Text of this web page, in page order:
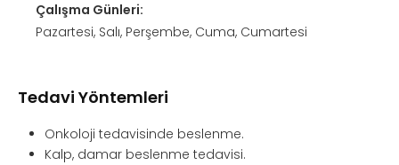
Çalışma Günleri:
Pazartesi, Salı, Perşembe, Cuma, Cumartesi
Tedavi Yöntemleri
Onkoloji tedavisinde beslenme.
Kalp, damar beslenme tedavisi.